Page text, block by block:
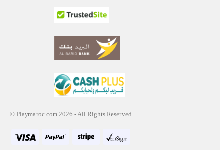
© Playmaroc.com 2026 - All Rights Reserved